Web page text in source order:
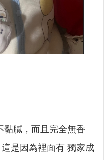
黏膩，而且完全無香
這是因為裡面有 獨家成